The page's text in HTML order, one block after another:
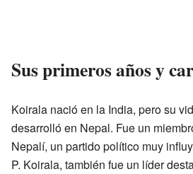
Sus primeros años y
Koirala nació en la India, pero su
desarrolló en Nepal. Fue un
Nepalí, un partido político muy
P. Koirala, también fue un líder